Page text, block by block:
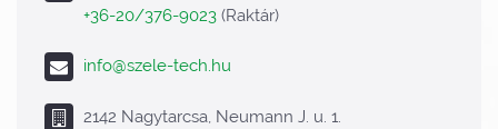
+36-20/376-9023 (Raktár)
info@szele-tech.hu
2142 Nagytarcsa, Neumann J. u. 1.